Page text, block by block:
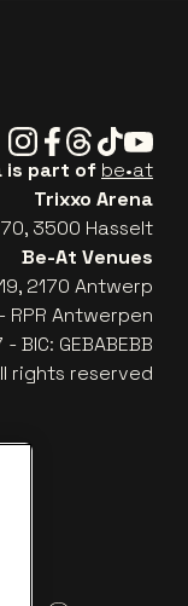
Instagram
Facebook
Threads
TiktokYoutube
is part of be•at
Trixxo Arena
3500 Hasselt
Be-At Venues
2170 Antwerp
RPR Antwerpen
GEBABEBB
rights reserved